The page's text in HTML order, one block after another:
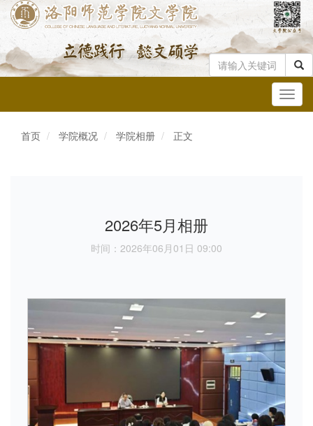
首页
学院概况 学院相册 正文
2026年5月相册
时间：2026年06月01日 09:00